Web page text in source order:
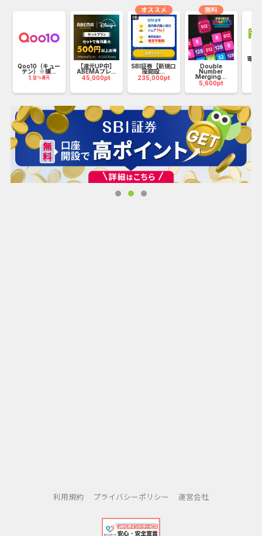
国内に留まらず海外でもその精度や先進性が評価されていま
嗅覚に優れた「線虫」が、尿に含まれるがんのにおいを検
知。ステージ1の早期がんにも反応。
15,800円で受けられる半年に1度の定期検査で全身15種のが
んリスクをチェックすることができます。
日本人の2人に１人ががんになる時代に登場した簡単、安
心、高精度のがん検査キット、N-NOSE
Qoo10（キュー
テン）※購...
1.9 %還元
【還元UP中】
ABEMAプレ...
45,000pt
SBI証券【新規口
座開設...
235,000pt
オススメ
Double
Number
Merging...
5,600pt
無料
電子
利用規約 プライバシーポリシー 運営会社